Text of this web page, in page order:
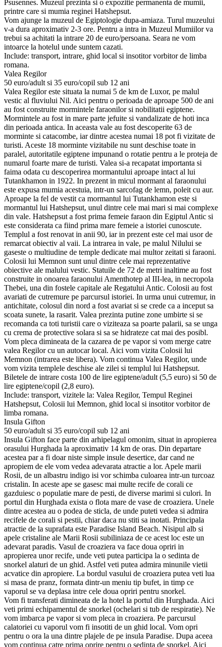
Psusennes. Muzeul prezinta si o expozitie permanenta de mumii,
printre care si mumia reginei Hatshepsut.
Vom ajunge la muzeul de Egiptologie dupa-amiaza. Turul muzeului
v-a dura aproximativ 2-3 ore. Pentru a intra in Muzeul Mumiilor va
trebui sa achitati la intrare 20 de euro/persoana. Seara ne vom
intoarce la hotelul unde suntem cazati.
Include: transport, intrare, ghid local si insotitor vorbitor de limba
romana.
Valea Regilor
50 euro/adult si 35 euro/copil sub 12 ani
Valea Regilor este situata la numai 5 de km de Luxor, pe malul
vestic al fluviului Nil. Aici pentru o perioada de aproape 500 de ani
au fost construite mormintele faraonilor si nobilitatii egiptene.
Mormintele au fost in mare parte jefuite si vandalizate de hoti inca
din perioada antica. In aceasta vale au fost descoperite 63 de
morminte si catacombe, iar dintre acestea numai 18 pot fi vizitate de
turisti. Aceste 18 morminte vizitabile nu sunt deschise toate in
paralel, autoritatile egiptene impunand o rotatie pentru a le proteja de
numarul foarte mare de turisti. Valea si-a recapatat importanta si
faima odata cu descoperirea mormantului aproape intact al lui
Tutankhamon in 1922. In prezent in micul mormant al faraonului
este expusa mumia acestuia, intr-un sarcofag de lemn, poleit cu aur.
Aproape la fel de vestit ca mormantul lui Tutankhamon este si
mormantul lui Hatshepsut, unul dintre cele mai mari si mai complexe
din vale. Hatshepsut a fost prima femeie faraon din Egiptul Antic si
este considerata ca fiind prima mare femeie a istoriei cunoscute.
Templul a fost renovat in anii 90, iar in prezent este cel mai usor de
remarcat obiectiv al vaii. La intrarea in vale, pe malul Nilului se
gaseste o multiudine de temple dedicate mai multor zeitati si faraoni.
Colosii lui Memnon sunt unul dintre cele mai reprezentative
obiective ale malului vestic. Statuile de 72 de metri inaltime au fost
construite in onoarea faraonului Amenthotep al III-lea, in necropola
Thebei, una din fostele capitale ale Regatului Antic. Colosii au fost
avariati de cutremure pe parcursul istoriei. In urma unui cutremur, in
antichitate, colosul din nord a fost avariat si se crede ca a inceput sa
scoata sunete, la rasarit. Valea prezinta putine zone umbirte si se
recomanda ca toti turistii care o viziteaza sa poarte palarii, sa se unga
cu crema de protective solara si sa se hidrateze cat mai des posibl.
Vom pleca dimineata de la cazarea de pe vapor si vom merge catre
valea Regilor cu un autocar local. Aici vom vizita Colosii lui
Memnon (intrarea este libera). Vom continua Valea Regilor, unde
vom vizita templele deschise ale zilei si templul lui Hatshepsut.
Biletele de intrare costa 100 de lire egiptene/adult (5,5 euro) si 50 de
lire egiptene/copil (2,8 euro).
Include: transport, vizitele la: Valea Regilor, Tempul Reginei
Hatshepsut, Colosii lui Memnon, ghid local si insotitor vorbitor de
limba romana.
Insula Gifton
50 euro/adult si 35 euro/copil sub 12 ani
Insula Gifton face parte din arhipelagul omonim, situat in apropierea
orasului Hurghada la aproximativ 14 km de oras. Din departare
acestea par a fi doar niste simple insule desertice, dar cand ne
apropiem de ele vom vedea adevarata atractie a lor. Apele marii
Rosii, de un albastru indigo isi vor schimba culoarea intr-un turcoaz
cristalin. In aceste ape se gasesc mai multe recife de corali ce
gazduiesc o populatie mare de pesti, de diverse marimi si culori. In
portul din Hurghada exista o flota mare de vase de croaziera. Unele
dintre acestea au o podea de sticla, de unde puteti vedea si admira
recifele de corali si pestii, chiar daca nu stiti sa inotati. Principala
atractie de la suprafata este Paradise Island Beach. Nisipul alb si
apele cristaline ale Marii Rosii subiliniaza de ce acest loc este un
adevarat paradis. Vasul de croaziera va face doua opriri in
apropierea unor recife, unde veti putea participa la o sedinta de
snorkel alaturi de un ghid. Astfel veti putea admira minunile vietii
acvatice din apropiere. La bordul vasului de croaziera putea veti lua
si masa de pranz, formata dintr-un meniu tip bufet, in timp ce
vaporul se va deplasa intre cele doua opriri pentru snorkel.
Vom fi transferati dimineata de la hotel la portul din Hurghada. Aici
veti primi echipamentul de snorkel (ochelari si tub de respiratie). Ne
vom imbarca pe vapor si vom pleca in croaziera. Pe parcursul
calatoriei cu vaporul vom fi insotiti de un ghid local. Vom opri
pentru o ora la una dintre plajele de pe insula Paradise. Dupa aceea
vom continua catre prima oprire pentru o sedinta de snorkel. Aici